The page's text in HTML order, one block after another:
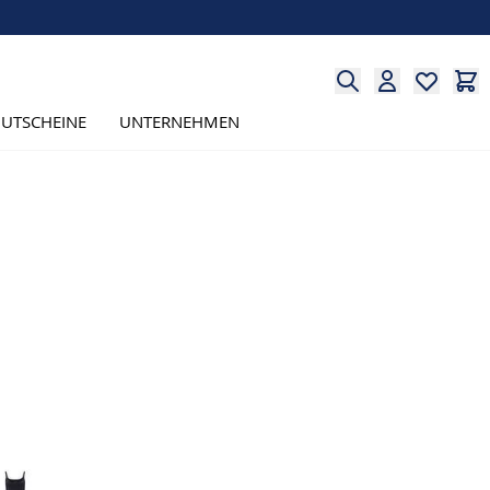
UNTERNEHMEN